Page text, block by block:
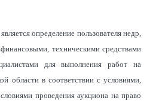
определение пользователя недр,
техническими средствами
для выполнения работ на
области в соответствии с условиями,
проведения аукциона на право